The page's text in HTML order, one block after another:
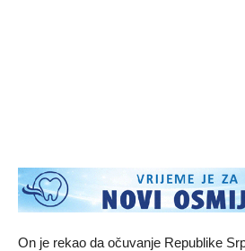
On je rekao da očuvanje Republike